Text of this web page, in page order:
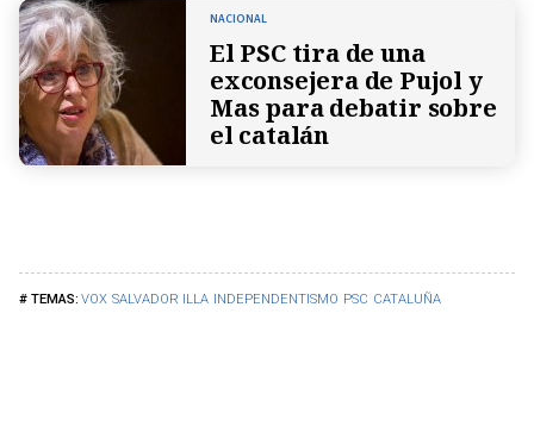
VOX SALVADOR ILLA INDEPENDENTISMO PSC CATALUÑA
NACIONAL
El PSC tira de una
exconsejera de Pujol y
Mas para debatir sobre
el catalán